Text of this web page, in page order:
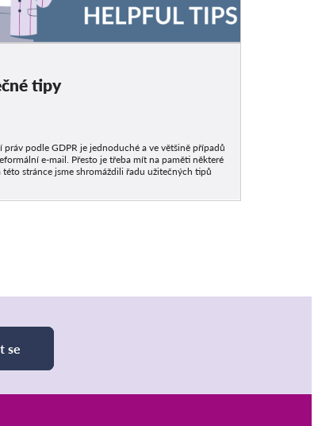
tipy
práv podle GDPR je jednoduché a ve většině případů
e-mail. Přesto je třeba mít na paměti některé
této stránce jsme shromáždili řadu užitečných tipů
se